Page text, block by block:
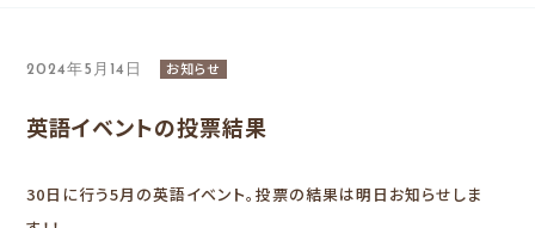
2024年5月14日 お知らせ
英語イベントの投票結果
30日に行う5月の英語イベント。投票の結果は明日お知らせしま